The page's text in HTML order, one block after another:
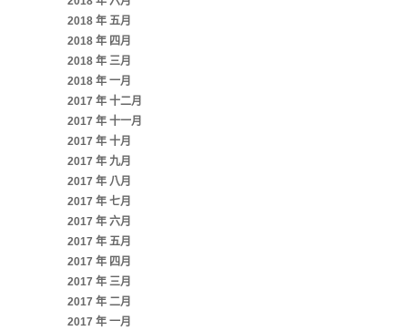
2018 年 五月
2018 年 四月
2018 年 三月
2018 年 一月
2017 年 十二月
2017 年 十一月
2017 年 十月
2017 年 九月
2017 年 八月
2017 年 七月
2017 年 六月
2017 年 五月
2017 年 四月
2017 年 三月
2017 年 二月
2017 年 一月